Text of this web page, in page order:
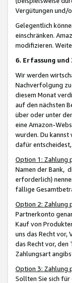
Vergütungen und/
Gelegentlich
einschränken.
modifizieren.
6. Erfassung
Wir werden
Nachverfolgung
diesem Monat
auf den nächsten
über oder unter
eine Amazon-
wurden. Du kannst
dafür
Option 1: Zahlung
Namen der Bank,
erforderlich)
fällige
Option 2: Zahlung
Partnerkonto
Kauf von
uns das Recht
das Recht vor,
Zahlungsart
Option 3: Zahlung
Sollten Sie sich für